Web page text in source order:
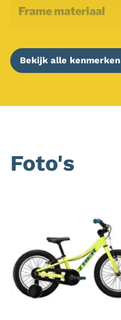
Frame materiaal
Bekijk alle kenmerken
Foto's